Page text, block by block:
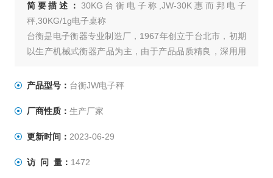
简要描述： 30KG台衡电子称,JW-30K惠而邦电子
秤,30KG/1g电子桌称
台衡是电子衡器专业制造厂，1967年创立于台北市，初期
以生产机械式衡器产品为主，由于产品品质精良，深用用
*"的信念，不断推出一系列高品质产品，提高生产效益，同
创造无限的价值与优势，是您值得信赖的事业伙伴。
产品型号： 台衡JW电子秤
厂商性质： 生产厂家
更新时间： 2023-06-29
访 问 量： 1472